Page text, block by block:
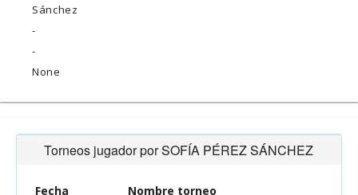
Sánchez
-
-
None
Torneos jugador por SOFÍA PÉREZ SÁNCHEZ
Fecha
Nombre torneo